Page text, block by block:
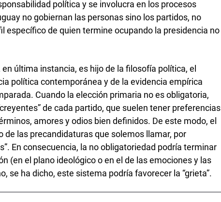
política y se involucra en los procesos
no gobiernan las personas sino los partidos, no
específico de quien termine ocupando la presidencia no
última instancia, es hijo de la filosofía política, el
política contemporánea y de la evidencia empírica
Cuando la elección primaria no es obligatoria,
de cada partido, que suelen tener preferencias
amores y odios bien definidos. De este modo, el
de las precandidaturas que solemos llamar, por
En consecuencia, la no obligatoriedad podría terminar
(en el plano ideológico o en el de las emociones y las
se ha dicho, este sistema podría favorecer la “grieta”.